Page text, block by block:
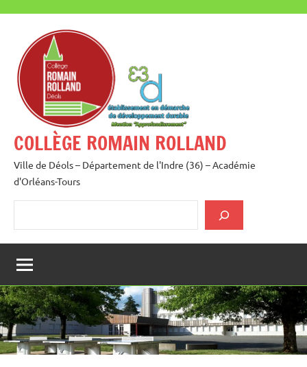
contenu
COLLÈGE ROMAIN ROLLAND
Ville de Déols – Département de l'Indre (36) – Académie
d'Orléans-Tours